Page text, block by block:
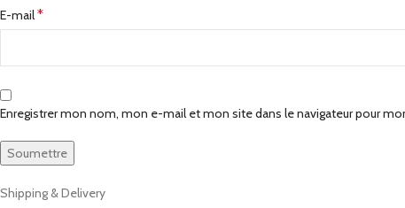
E-mail*
Enregistrer mon nom, mon e-mail et mon site dans le navigateur pour
Shipping & Delivery